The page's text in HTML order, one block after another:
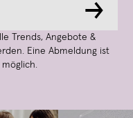
→
Trends, Angebote &
Eine Abmeldung ist